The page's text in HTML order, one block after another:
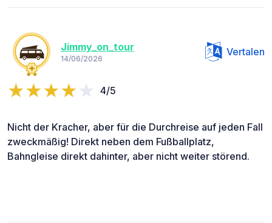
Jimmy_on_tour
14/06/2026
Vertalen
4/5
Nicht der Kracher, aber für die Durchreise auf jeden Fall
zweckmäßig! Direkt neben dem Fußballplatz,
Bahngleise direkt dahinter, aber nicht weiter störend.